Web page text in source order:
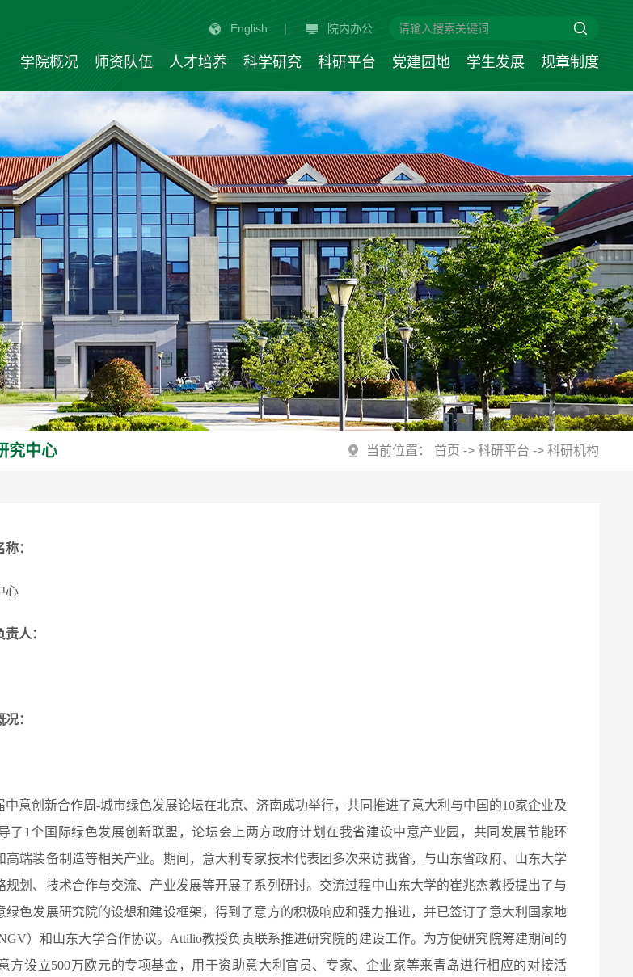
English | 院内办公
学院概况 师资队伍 人才培养 科学研究 科研平台 党建园地 学生发展 规章制度
究中心 当前位置： 首页 ->科研平台 ->科研机构
：
心
人：
：
中意创新合作周-城市绿色发展论坛在北京、济南成功举行，共同推进了意大利与中国的10家企业及
了1个国际绿色发展创新联盟，论坛会上两方政府计划在我省建设中意产业园，共同发展节能环
高端装备制造等相关产业。期间，意大利专家技术代表团多次来访我省 ， 与山东省政府、山东大学
规划、技术合作与交流、产业发展等开展了系列研讨。 交流过程中山东大学的崔兆杰教授提出了与
绿色发展研究院的设想和建设框架，得到了意方的积极响应和强力推进， 并已签订了意大利国家地
）和山东大学合作协议。Attilio教授负责联系推进研究院的建设工作。为方便研究院筹建期间的
方设立500万欧元的专项基金，用于资助意大利官员、专家、企业家等来青岛进行相应的对接活